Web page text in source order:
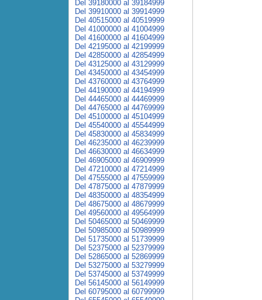
Del 39180000 al 39184999
Del 39910000 al 39914999
Del 40515000 al 40519999
Del 41000000 al 41004999
Del 41600000 al 41604999
Del 42195000 al 42199999
Del 42850000 al 42854999
Del 43125000 al 43129999
Del 43450000 al 43454999
Del 43760000 al 43764999
Del 44190000 al 44194999
Del 44465000 al 44469999
Del 44765000 al 44769999
Del 45100000 al 45104999
Del 45540000 al 45544999
Del 45830000 al 45834999
Del 46235000 al 46239999
Del 46630000 al 46634999
Del 46905000 al 46909999
Del 47210000 al 47214999
Del 47555000 al 47559999
Del 47875000 al 47879999
Del 48350000 al 48354999
Del 48675000 al 48679999
Del 49560000 al 49564999
Del 50465000 al 50469999
Del 50985000 al 50989999
Del 51735000 al 51739999
Del 52375000 al 52379999
Del 52865000 al 52869999
Del 53275000 al 53279999
Del 53745000 al 53749999
Del 56145000 al 56149999
Del 60795000 al 60799999